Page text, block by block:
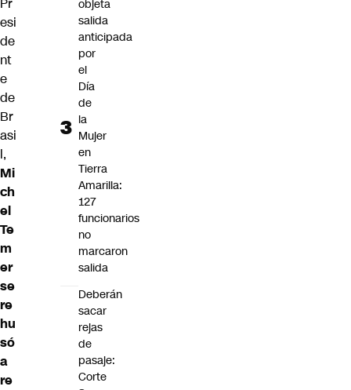
esi
de
nt
e
de
Br
asi
l,
Mi
ch
el
Te
m
er
se
re
hu
só
a
re
objeta
salida
anticipada
por
el
Día
de
la
Mujer
en
Tierra
Amarilla:
127
funcionarios
no
marcaron
salida
Deberán
sacar
rejas
de
pasaje:
Corte